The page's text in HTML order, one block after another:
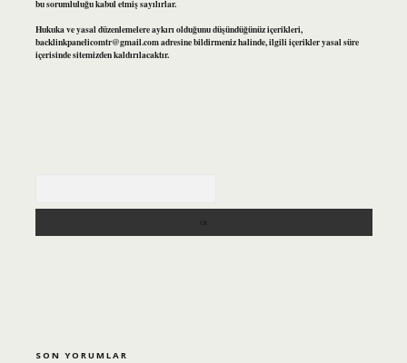
bu sorumluluğu kabul etmiş sayılırlar.
Hukuka ve yasal düzenlemelere aykırı olduğunu düşündüğünüz içerikleri,
backlinkpanelicomtr@gmail.comadresine bildirmeniz halinde, ilgili içerikler yasal süre
içerisinde sitemizden kaldırılacaktır.
SON YORUMLAR